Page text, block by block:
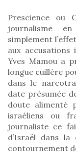
Prescience ou
journalisme
simplement
aux accusations
Yves Mamou a
longue cuillère
dans le
date présumée
doute alimenté
israéliens ou
journaliste ce
d’Israël dans
contournement